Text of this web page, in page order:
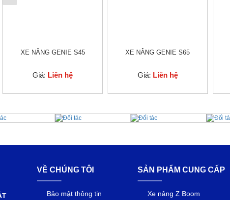
XE NÂNG GENIE S45
Giá: Liên hệ
XE NÂNG GENIE S65
Giá: Liên hệ
VỀ CHÚNG TÔI
Bảo mật thông tin
SẢN PHẨM CUNG CẤP
Xe nâng Z Boom